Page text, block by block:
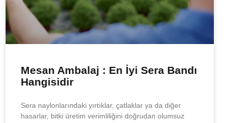
Mesan Ambalaj : En İyi Sera Bandı
Hangisidir
Sera naylonlarındaki yırtıklar, çatlaklar ya da diğer
hasarlar, bitki üretim verimliliğini doğrudan olumsuz